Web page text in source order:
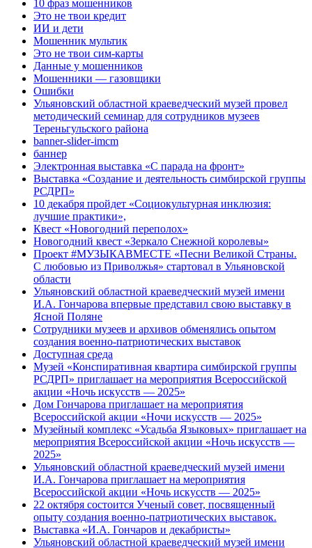
10 фраз мошенников
Это не твои кредит
ИИ и дети
Мошенник мультик
Это не твои сим-карты
Данные у мошенников
Мошенники — газовщики
Ошибки
Ульяновский областной краеведческий музей провел
методический семинар для сотрудников музеев
Тереньгульского района
banner-slider-imcm
баннер
Электронная выставка «С парада на фронт»
Выставка «Создание и деятельность симбирской группы
РСДРП»
10 декабря пройдет «Социокультурная инклюзия:
лучшие практики»,
Квест «Новогодний переполох»
Новогодний квест «Зеркало Снежной королевы»
Проект #МУЗЫКАВМЕСТЕ «Песни Великой Страны.
С любовью из Приволжья» стартовал в Ульяновской
области
Ульяновский областной краеведческий музей имени
И.А. Гончарова впервые представил свою выставку в
Ясной Поляне
Сотрудники музеев и архивов обменялись опытом
создания военно-патриотических выставок
Доступная среда
Музей «Конспиративная квартира симбирской группы
РСДРП» приглашает на мероприятия Всероссийской
акции «Ночь искусств — 2025»
Дом Гончарова приглашает на мероприятия
Всероссийской акции «Ночи искусств — 2025»
Музейный комплекс «Усадьба Языковых» приглашает на
мероприятия Всероссийской акции «Ночь искусств —
2025»
Ульяновский областной краеведческий музей имени
И.А. Гончарова приглашает на мероприятия
Всероссийской акции «Ночь искусств — 2025»
22 октября состоится Ученый совет, посвященный
опыту создания военно-патриотических выставок.
Выставка «И.А. Гончаров и декабристы»
Ульяновский областной краеведческий музей имени